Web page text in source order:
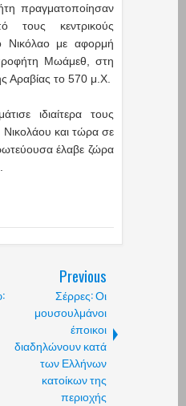
πραγματοποίησαν
τους κεντρικούς
Νικόλαο με αφορμή
Μωάμεθ, στη
Αραβίας το 570 μ.Χ.
ιδιαίτερα τους
Νικολάου και τώρα σε
έλαβε ζώρα
Previous
Σέρρες: Οι
μουσουλμάνοι
έποικοι
διαδηλώνουν κατά
των Ελλήνων
κατοίκων της
περιοχής